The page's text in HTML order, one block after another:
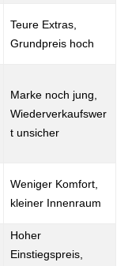
Teure Extras,
Grundpreis hoch
Marke noch jung,
Wiederverkaufswer
t unsicher
Weniger Komfort,
kleiner Innenraum
Hoher
Einstiegspreis,